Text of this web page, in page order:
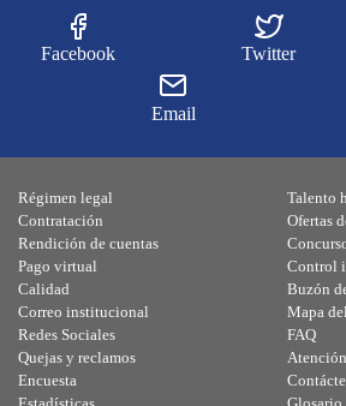
Facebook Twitter
Email
Régimen legal
Contratación
Rendición de cuentas
Pago virtual
Calidad
Talento
Ofertas
Control
Buzón
Correo institucional
Redes Sociales
Quejas y reclamos
Encuesta
Mapa
FAQ